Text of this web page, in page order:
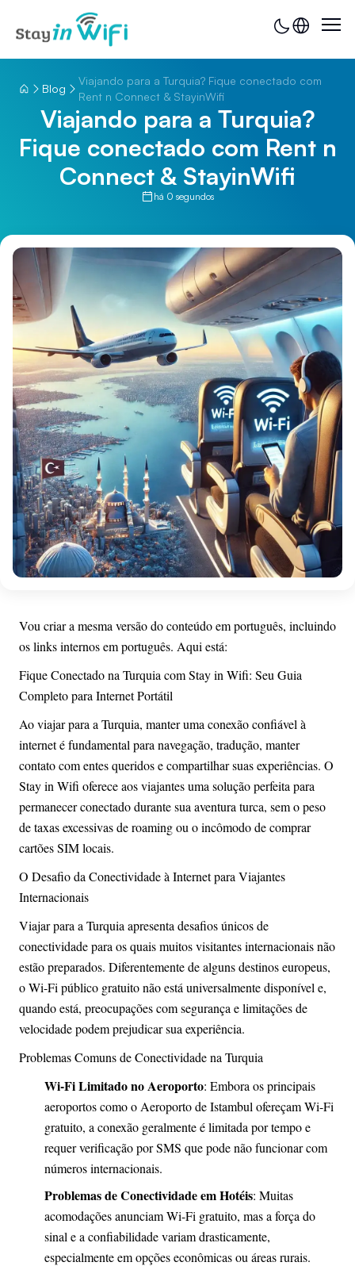
Blog
Viajando para a Turquia? Fique conectado com
Rent n Connect & StayinWifi
Viajando para a Turquia?
Fique conectado com Rent n
Connect & StayinWifi
há 0 segundos
Vou criar a mesma versão do conteúdo em português, incluindo
os links internos em português. Aqui está:
Fique Conectado na Turquia com Stay in Wifi: Seu Guia
Completo para Internet Portátil
Ao viajar para a Turquia, manter uma conexão confiável à
internet é fundamental para navegação, tradução, manter
contato com entes queridos e compartilhar suas experiências. O
Stay in Wifi oferece aos viajantes uma solução perfeita para
permanecer conectado durante sua aventura turca, sem o peso
de taxas excessivas de roaming ou o incômodo de comprar
cartões SIM locais.
O Desafio da Conectividade à Internet para Viajantes
Internacionais
Viajar para a Turquia apresenta desafios únicos de
conectividade para os quais muitos visitantes internacionais não
estão preparados. Diferentemente de alguns destinos europeus,
o Wi-Fi público gratuito não está universalmente disponível e,
quando está, preocupações com segurança e limitações de
velocidade podem prejudicar sua experiência.
Problemas Comuns de Conectividade na Turquia
Wi-Fi Limitado no Aeroporto: Embora os principais
aeroportos como o Aeroporto de Istambul ofereçam Wi-Fi
gratuito, a conexão geralmente é limitada por tempo e
requer verificação por SMS que pode não funcionar com
números internacionais.
Problemas de Conectividade em Hotéis: Muitas
acomodações anunciam Wi-Fi gratuito, mas a força do
sinal e a confiabilidade variam drasticamente,
especialmente em opções econômicas ou áreas rurais.